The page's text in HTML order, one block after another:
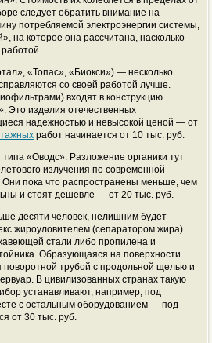
следует обратить внимание на
потребляемой электроэнергии системы,
на которое она рассчитана, насколько
работой.
«Топас», «Биокси») — несколько
со своей работой лучше.
входят в конструкцию
Это изделия отечественных
надежностью и невысокой ценой — от
работ начинается от 10 тыс. руб.
«Оводс». Разложение органики тут
излучения по современной
Они пока что распространены меньше, чем
и стоят дешевле — от 20 тыс. руб.
десяти человек, нелишним будет
жироуловителем (сепаратором жира).
стали либо пропилена и
Образующаяся на поверхности
поворотной трубой с продольной щелью и
В цивилизованных странах такую
устанавливают, например, под
с остальным оборудованием — под
от 30 тыс. руб.